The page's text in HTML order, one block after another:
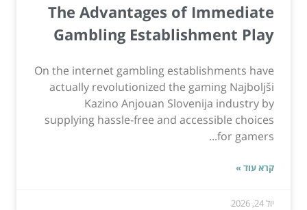
The Advantages of Immediate
Gambling Establishment Play
On the internet gambling establishments have
actually revolutionized the gaming Najboljši
Kazino Anjouan Slovenija industry by
supplying hassle-free and accessible choices
for gamers...
קרא עוד »
יול 24, 2026